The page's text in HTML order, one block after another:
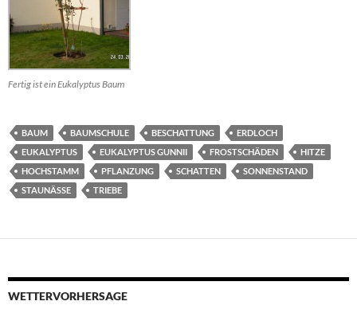
Fertig ist ein Eukalyptus Baum
BAUM BAUMSCHULE BESCHATTUNG
ERDLOCH
EUKALYPTUS
EUKALYPTUS GUNNII FROSTSCHÄDEN
HITZE
HOCHSTAMM
PFLANZUNG SCHATTEN
SONNENSTAND
STAUNÄSSE
TRIEBE
WETTERVORHERSAGE